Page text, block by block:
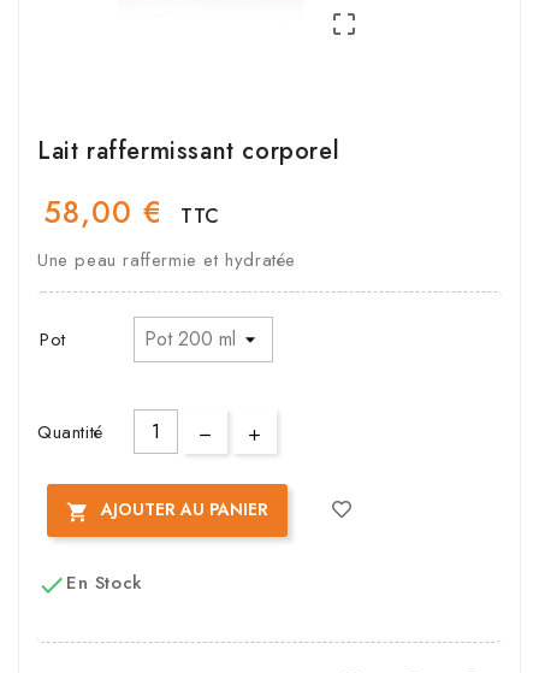

Lait raffermissant corporel
58,00 € TTC
Une peau raffermie et hydratée
Pot
Quantité
 AJOUTER AU PANIER
En Stock